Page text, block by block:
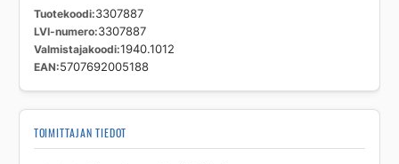
Tuotekoodi 3307887
LVI-numero 3307887
Valmistajakoodi 1940.1012
EAN 5707692005188
TOIMITTAJAN TIEDOT